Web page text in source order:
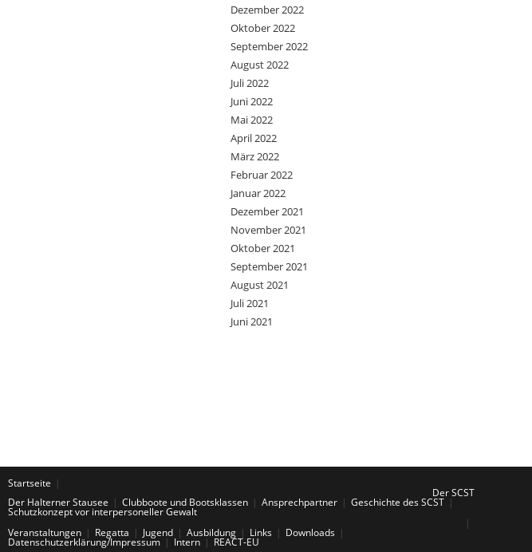
Dezember 2022
Oktober 2022
September 2022
August 2022
Juli 2022
Juni 2022
Mai 2022
April 2022
März 2022
Februar 2022
Januar 2022
Dezember 2021
November 2021
Oktober 2021
September 2021
August 2021
Juli 2021
Juni 2021
Startseite
Der SCST
Der Halterner Stausee Clubboote und Bootsklassen Ansprechpartner Geschichte des SCST
Schutzkonzept vor interpersoneller Gewalt
Veranstaltungen
Regatta Jugend Ausbildung Links Downloads
Datenschutzerklärung/Impressum Intern REACT-EU